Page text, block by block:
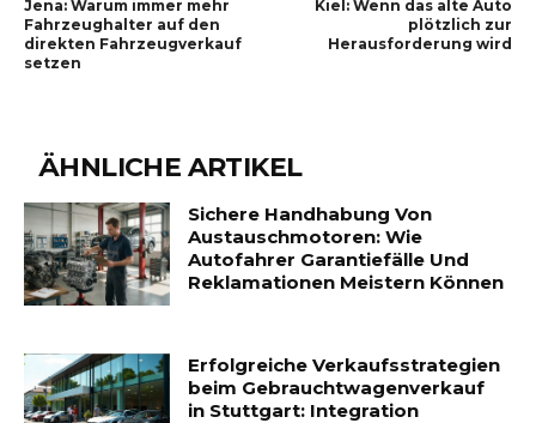
Jena: Warum immer mehr
Fahrzeughalter auf den
direkten Fahrzeugverkauf
setzen
Kiel: Wenn das alte Auto
plötzlich zur
Herausforderung wird
ÄHNLICHE ARTIKEL
Sichere Handhabung Von
Austauschmotoren: Wie
Autofahrer Garantiefälle Und
Reklamationen Meistern Können
Erfolgreiche Verkaufsstrategien
beim Gebrauchtwagenverkauf
in Stuttgart: Integration